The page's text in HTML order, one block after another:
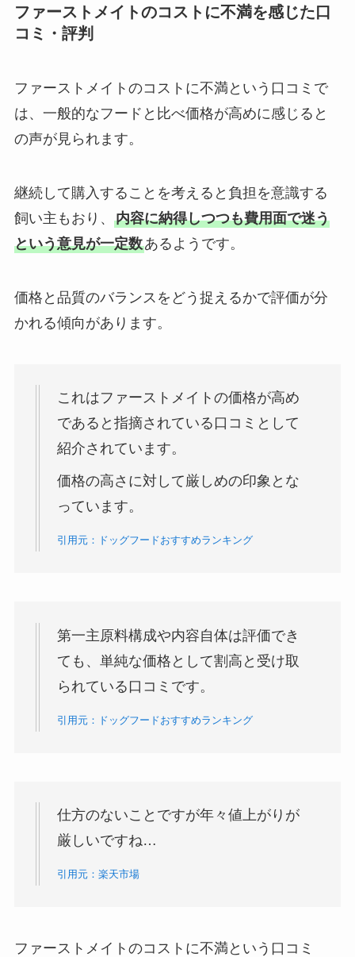
ファーストメイトのコストに不満を感じた口
コミ・評判
ファーストメイトのコストに不満という口コミで
は、一般的なフードと比べ価格が高めに感じると
の声が見られます。
継続して購入することを考えると負担を意識する
飼い主もおり、 内容に納得しつつも費用面で迷う
という意見が一定数あるようです。
価格と品質のバランスをどう捉えるかで評価が分
かれる傾向があります。
これはファーストメイトの価格が高め
であると指摘されている口コミとして
紹介されています。
価格の高さに対して厳しめの印象とな
っています。
引用元：ドッグフードおすすめランキング
第一主原料構成や内容自体は評価でき
ても、単純な価格として割高と受け取
られている口コミです。
引用元：ドッグフードおすすめランキング
仕方のないことですが年々値上がりが
厳しいですね…
引用元：楽天市場
ファーストメイトのコストに不満という口コミ